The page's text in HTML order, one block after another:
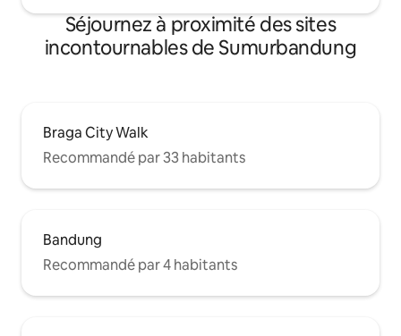
Séjournez à proximité des sites
incontournables de Sumurbandung
Braga City Walk
Recommandé par 33 habitants
Bandung
Recommandé par 4 habitants